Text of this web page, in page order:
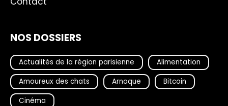
NOS DOSSIERS
Actualités de la région parisienne
Alimentation
Amoureux des chats
Arnaque
Bitcoin
Cinéma